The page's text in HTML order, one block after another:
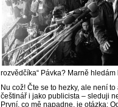
rozvědčíka“ Pávka? Marně
Nu což! Čte se to hezky, ale není
češtinář i jako publicista – sleduji
První, co mě napadne, je otázka: